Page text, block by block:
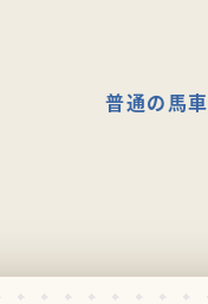
普通の馬車